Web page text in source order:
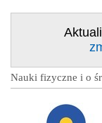
Nauki fizyczne i o